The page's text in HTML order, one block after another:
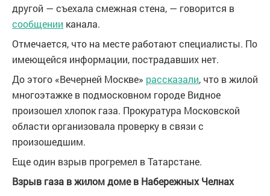
другой — съехала смежная стена, — говорится в
сообщении канала.
Отмечается, что на месте работают специалисты. По
имеющейся информации, пострадавших нет.
До этого «Вечерней Москве» рассказали, что в жилой
многоэтажке в подмосковном городе Видное
произошел хлопок газа. Прокуратура Московской
области организовала проверку в связи с
произошедшим.
Еще один взрыв прогремел в Татарстане.
Взрыв газа в жилом доме в Набережных Челнах